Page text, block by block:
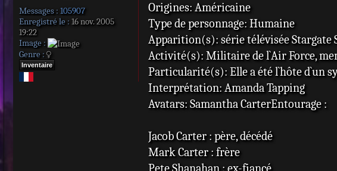
Messages : 105907
Enregistré le : 16 nov. 2005
19:22
Image :
Genre :
Inventaire
Origines: Américaine
Type de personnage: Humaine
Apparition(s): série télévisée Stargate
Activité(s): Militaire de l`Air Force,
Particularité(s): Elle a été l`hôte d`un
Interprétation: Amanda Tapping
Avatars: Samantha CarterEntourage :
Jacob Carter : père, décédé
Mark Carter : frère